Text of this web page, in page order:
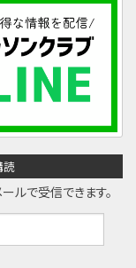
読
ルで受信できます。